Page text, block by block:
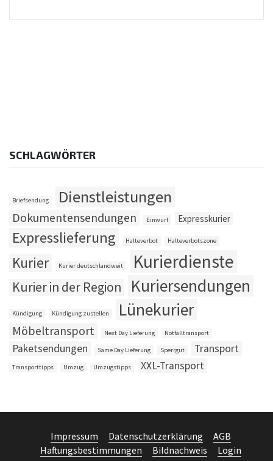
SCHLAGWÖRTER
Briefsendung Dienstleistungen
Dokumentensendungen Einwurf Expresskurier
Expresslieferung Halteverbot Halteverbotszone
Kurier Kurier deutschlandweit Kurierdienste
Kurier in der Region Kuriersendungen
Kündigung Kündigung zustellen Lünekurier
Möbeltransport Next Day Lieferung Notfalltransport
Paketsendungen Same Day Lieferung Sperrgut Transport
Transporttipps Umzug Umzugstipps XXL-Transport
Impressum Datenschutzerklärung
AGB
Haftungsbestimmungen
Bildnachweis Login